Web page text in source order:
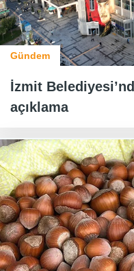
Gündem
İzmit
açıklama